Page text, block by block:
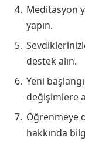
Meditasyon
yapın.
destek alın.
Yeni
değişimlere
Öğrenmeye
hakkında